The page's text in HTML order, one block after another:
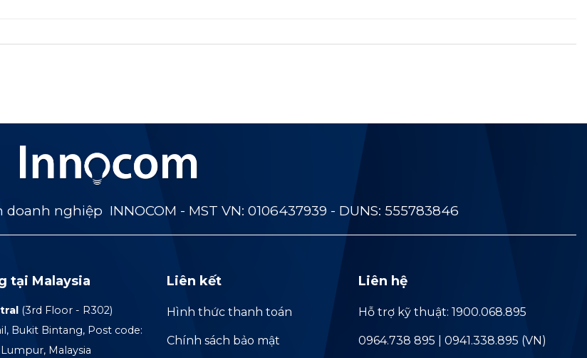
nghiệp INNOCOM - MST VN: 0106437939 - DUNS: 555783846
tại Malaysia
(3rd Floor - R302)
Bukit Bintang, Post code:
Malaysia
Liên kết
Hình thức thanh toán
Chính sách bảo mật
Liên hệ
Hỗ trợ kỹ thuật: 1900.068.895
0964.738 895 | 0941.338.895 (VN)